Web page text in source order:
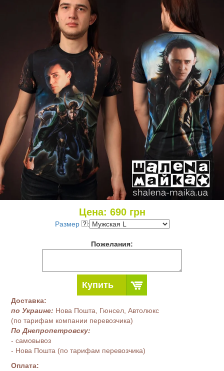
Цена: 690грн
Размер :
Пожелания:
Купить
Доставка:
по Украине: Нова Пошта, Гюнсел, Автолюкс
(по тарифам компании перевозчика)
По Днепропетровску:
- самовывоз
- Нова Пошта (по тарифам перевозчика)
Оплата: